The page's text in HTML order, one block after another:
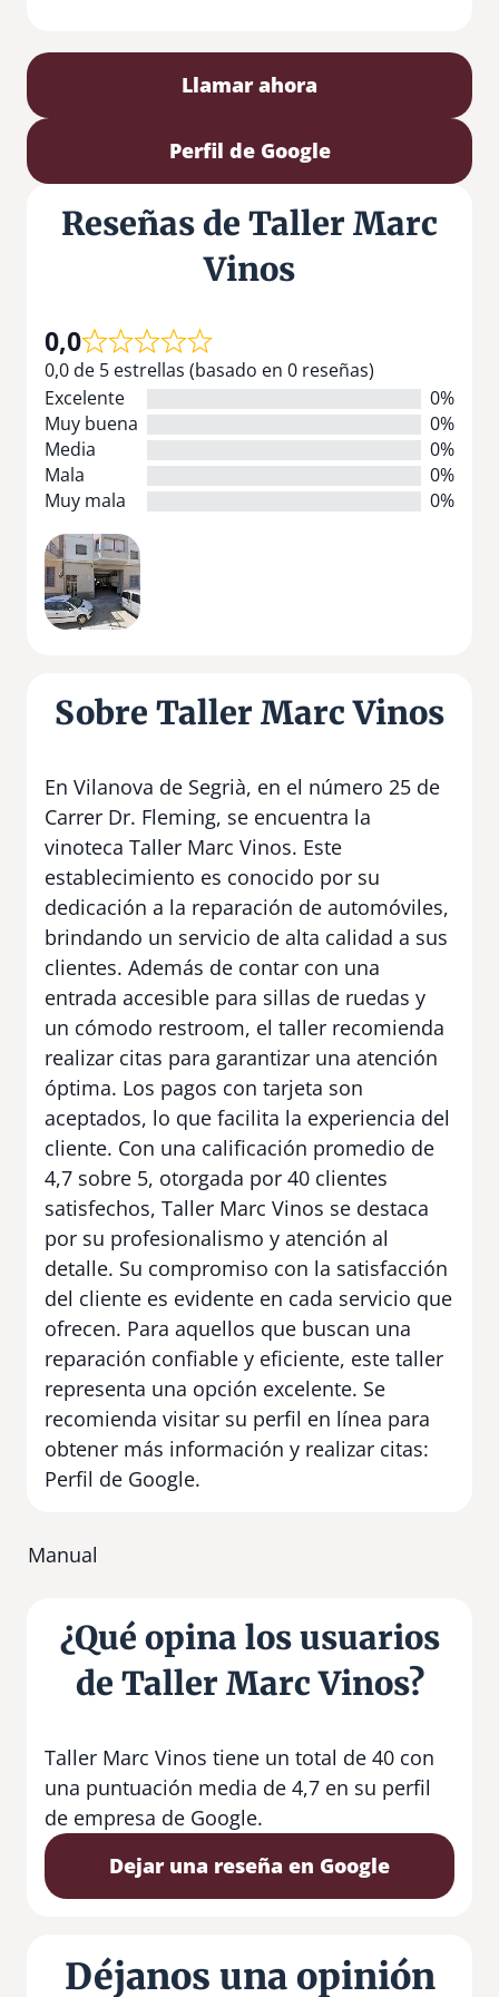
Llamar ahora
Perfil de Google
Reseñas de Taller Marc
Vinos
0,0
0,0 de 5 estrellas (basado en 0 reseñas)
Excelente
0%
Muy buena
0%
Media
0%
Mala
0%
Muy mala
0%
Sobre Taller Marc Vinos
En Vilanova de Segrià, en el número 25 de
Carrer Dr. Fleming, se encuentra la
vinoteca Taller Marc Vinos. Este
establecimiento es conocido por su
dedicación a la reparación de automóviles,
brindando un servicio de alta calidad a sus
clientes. Además de contar con una
entrada accesible para sillas de ruedas y
un cómodo restroom, el taller recomienda
realizar citas para garantizar una atención
óptima. Los pagos con tarjeta son
aceptados, lo que facilita la experiencia del
cliente. Con una calificación promedio de
4,7 sobre 5, otorgada por 40 clientes
satisfechos, Taller Marc Vinos se destaca
por su profesionalismo y atención al
detalle. Su compromiso con la satisfacción
del cliente es evidente en cada servicio que
ofrecen. Para aquellos que buscan una
reparación confiable y eficiente, este taller
representa una opción excelente. Se
recomienda visitar su perfil en línea para
obtener más información y realizar citas:
Perfil de Google.
Manual
¿Qué opina los usuarios
de Taller Marc Vinos?
Taller Marc Vinos tiene un total de 40 con
una puntuación media de 4,7 en su perfil
de empresa de Google.
Dejar una reseña en Google
Déjanos una opinión